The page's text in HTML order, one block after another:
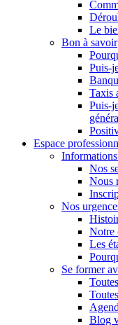
Le
Bon à savoir
Puis-
Taxis
Puis-
Espace
Nos
Nous
Nos
Notre
Les
Se former
Blog